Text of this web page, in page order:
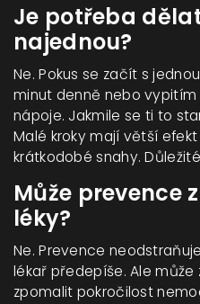
Je potřeba
najednou?
Ne. Pokus se začít s
minut denně nebo
nápoje. Jakmile se ti to
Malé kroky mají větší efekt
krátkodobé snahy.
Může prevence
léky?
Ne. Prevence
lékař předepíše. Ale může
zpomalit pokročilost